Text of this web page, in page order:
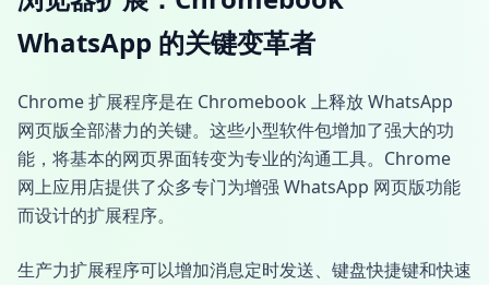
WhatsApp 的关键变革者
Chrome 扩展程序是在 Chromebook 上释放 WhatsApp
网页版全部潜力的关键。这些小型软件包增加了强大的功
能，将基本的网页界面转变为专业的沟通工具。Chrome
网上应用店提供了众多专门为增强 WhatsApp 网页版功能
而设计的扩展程序。
生产力扩展程序可以增加消息定时发送、键盘快捷键和快速